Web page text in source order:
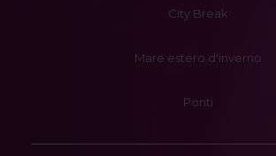
City Break
Mare estero d'inverno
Ponti